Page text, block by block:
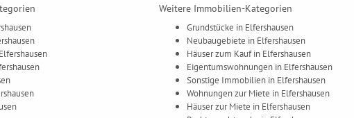
Weitere Immobilien-Kategorien
Grundstücke in Elfershausen
Neubaugebiete in Elfershausen
Häuser zum Kauf in Elfershausen
Eigentumswohnungen in Elfershausen
Sonstige Immobilien in Elfershausen
Wohnungen zur Miete in Elfershausen
Häuser zur Miete in Elfershausen